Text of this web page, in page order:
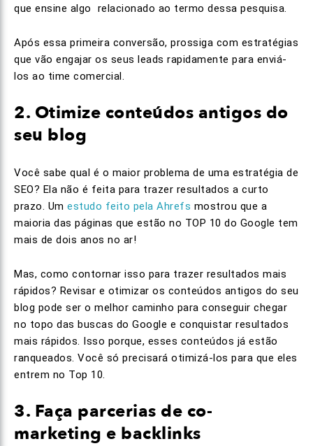
que ensine algo relacionado ao termo dessa pesquisa.
Após essa primeira conversão, prossiga com estratégias
que vão engajar os seus leads rapidamente para enviá-
los ao time comercial.
2. Otimize conteúdos antigos do
seu blog
Você sabe qual é o maior problema de uma estratégia de
SEO? Ela não é feita para trazer resultados a curto
prazo. Um estudo feito pela Ahrefs mostrou que a
maioria das páginas que estão no TOP 10 do Google tem
mais de dois anos no ar!
Mas, como contornar isso para trazer resultados mais
rápidos? Revisar e otimizar os conteúdos antigos do seu
blog pode ser o melhor caminho para conseguir chegar
no topo das buscas do Google e conquistar resultados
mais rápidos. Isso porque, esses conteúdos já estão
ranqueados. Você só precisará otimizá-los para que eles
entrem no Top 10.
3. Faça parcerias de co-
marketing e backlinks